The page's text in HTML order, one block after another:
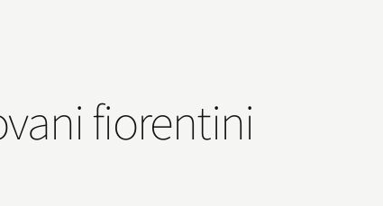
fiorentini